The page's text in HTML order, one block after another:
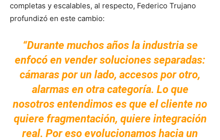
completas y escalables, al respecto, Federico Trujano
profundizó en este cambio:
“Durante muchos años la industria se
enfocó en vender soluciones separadas:
cámaras por un lado, accesos por otro,
alarmas en otra categoría. Lo que
nosotros entendimos es que el cliente no
quiere fragmentación, quiere integración
real. Por eso evolucionamos hacia un